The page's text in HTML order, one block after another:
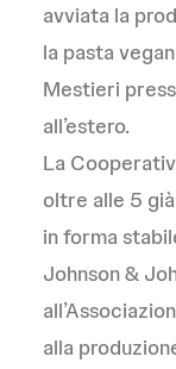
avviata la
la pasta
Mestieri
all’estero.
La
oltre alle 5
in forma
Johnson &
alla